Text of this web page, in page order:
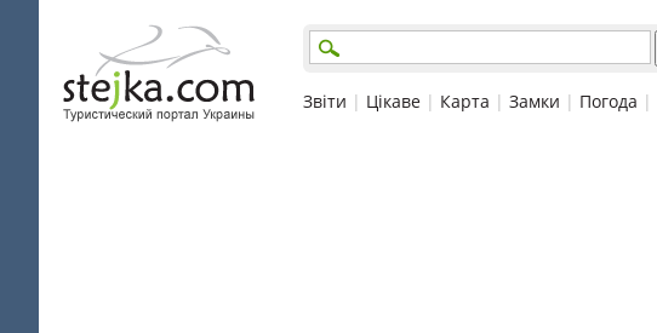
Звіти | Цікаве | Карта | Замки | Погода |